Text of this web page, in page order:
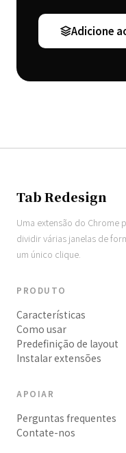
Adicione
Tab Redesign
Uma extensão do Chrome
dividir várias janelas de
um único clique.
PRODUTO
Características
Como usar
Predefinição de layout
Instalar extensões
APOIAR
Perguntas frequentes
Contate-nos